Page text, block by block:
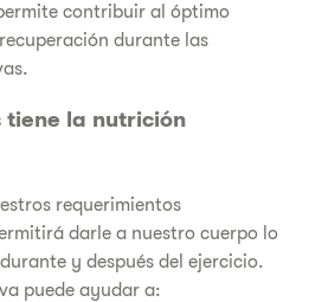
contribuir al óptimo
durante las
tiene la nutrición
requerimientos
darle a nuestro cuerpo lo
y después del ejercicio.
puede ayudar a: